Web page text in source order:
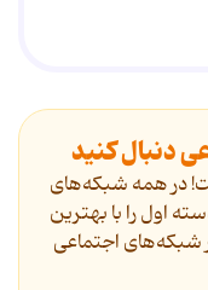
دنبال کنید
در همه شبکه‌های
اول را با بهترین
شبکه‌های اجتماعی